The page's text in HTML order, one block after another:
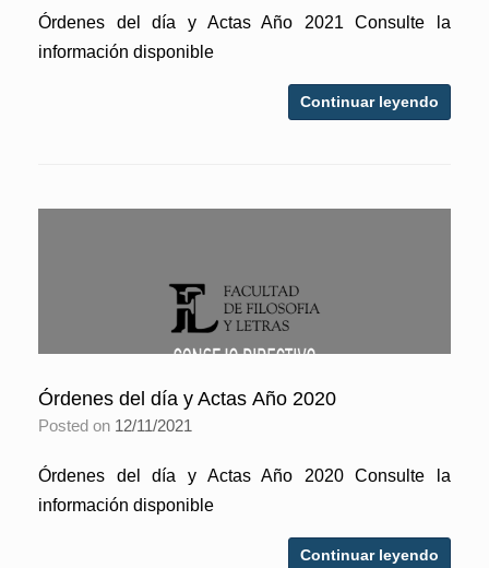
Órdenes del día y Actas Año 2021 Consulte la
información disponible
Continuar leyendo
Órdenes del día y Actas Año 2020
Posted on 12/11/2021
Órdenes del día y Actas Año 2020 Consulte la
información disponible
Continuar leyendo